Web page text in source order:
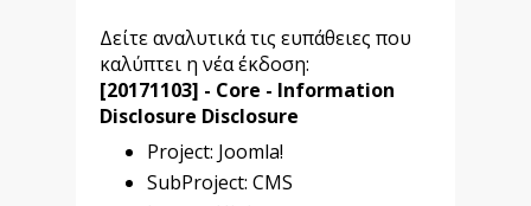
Δείτε αναλυτικά τις ευπάθειες που
καλύπτει η νέα έκδοση:
[20171103] - Core - Information
Disclosure Disclosure
Project: Joomla!
SubProject: CMS